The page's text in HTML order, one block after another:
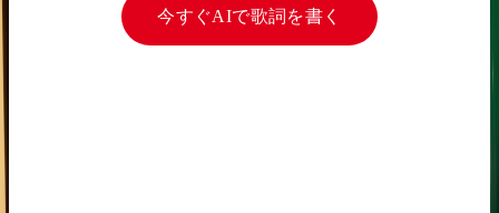
今すぐAIで歌詞を書く